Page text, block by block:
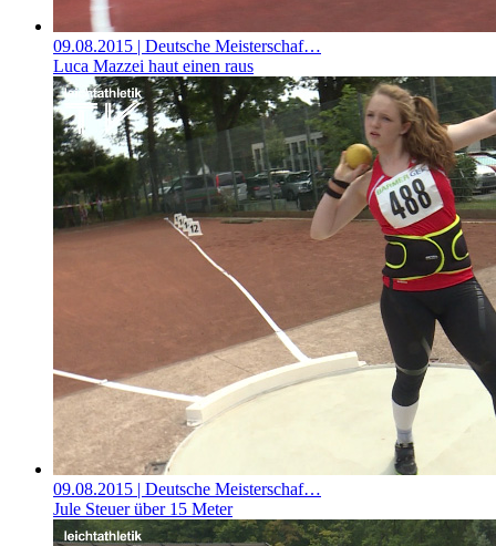
09.08.2015 | Deutsche Meisterschaf…
Luca Mazzei haut einen raus
09.08.2015 | Deutsche Meisterschaf…
Jule Steuer über 15 Meter